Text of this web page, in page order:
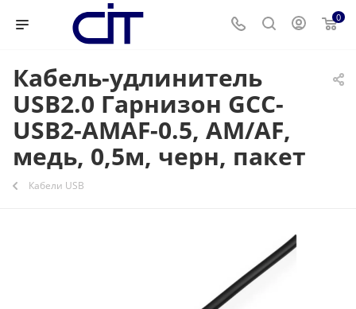
0
Кабель-удлинитель
USB2.0 Гарнизон GCC-
USB2-AMAF-0.5, AM/AF,
медь, 0,5м, черн, пакет
Кабели USB